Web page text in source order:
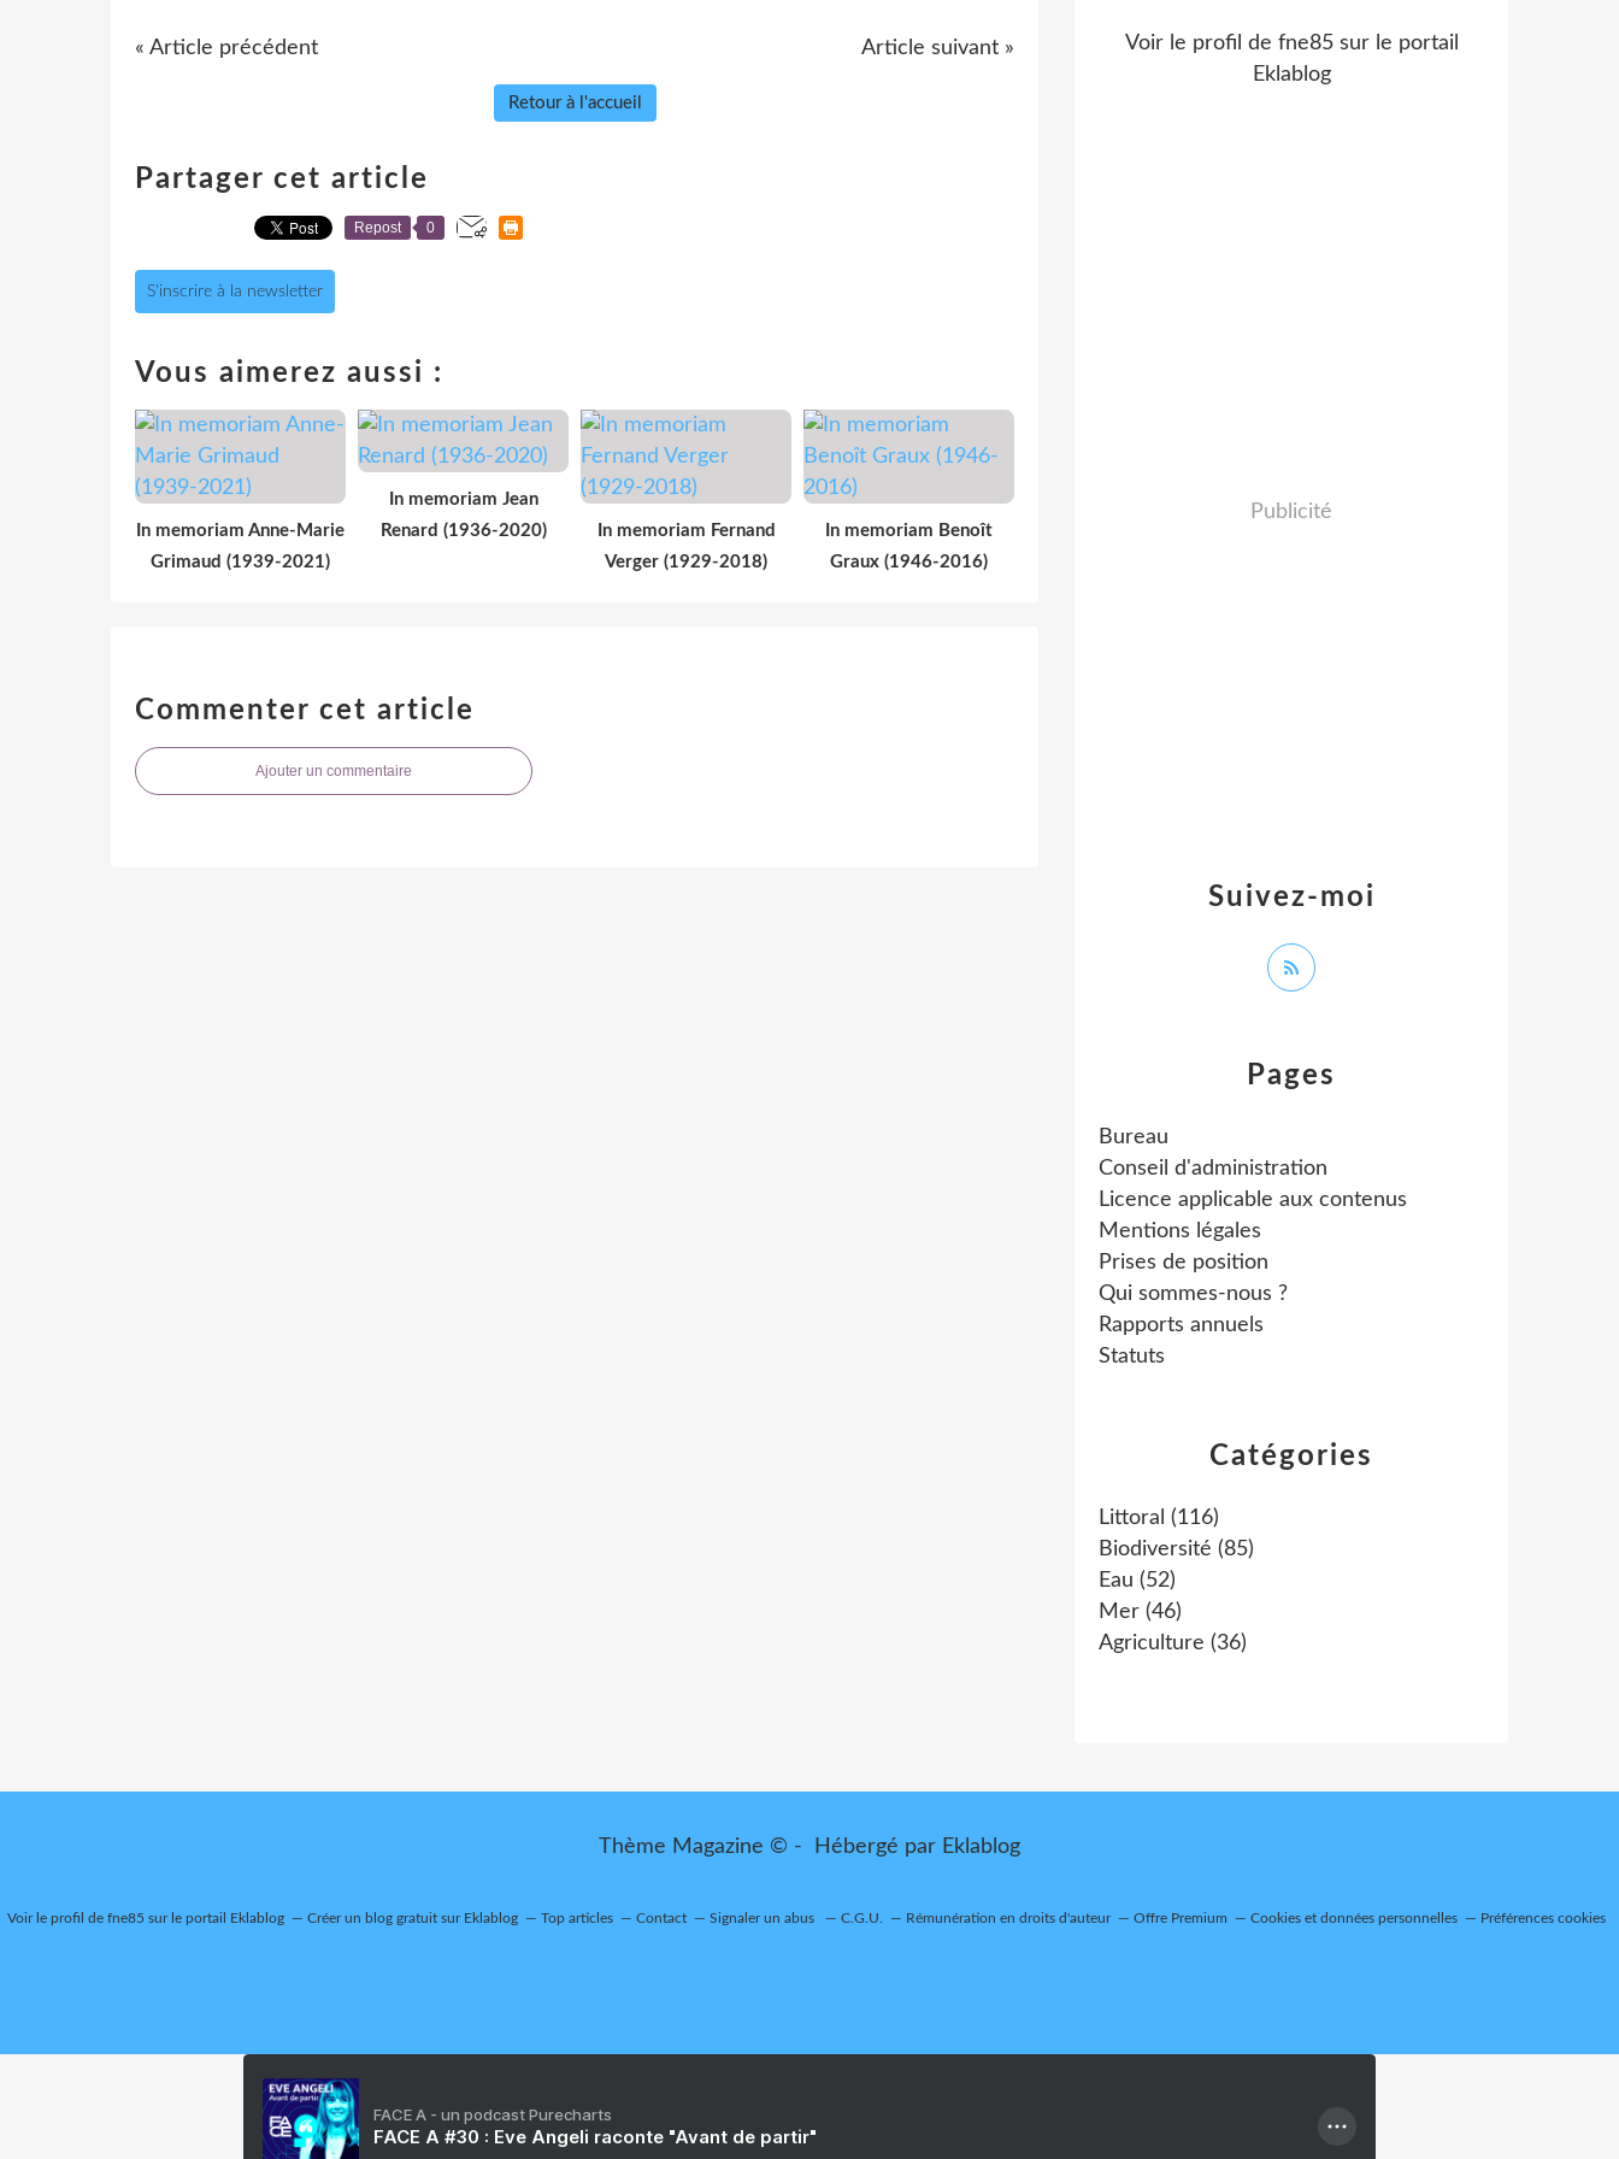
« Article précédent Article suivant »
Retour à l'accueil
Partager cet article
Repost 0
S'inscrire à la newsletter
Vous aimerez aussi :
In memoriam Anne-Marie
Grimaud (1939-2021)
In memoriam Jean
Renard (1936-2020)
In memoriam Fernand
Verger (1929-2018)
In memoriam Benoît
Graux (1946-2016)
Commenter cet article
Ajouter un commentaire
Catégories
Littoral (116)
Biodiversité (85)
Eau (52)
Mer (46)
Agriculture (36)
Pages
Bureau
Conseil d'administration
Licence applicable aux contenus
Mentions légales
Prises de position
Qui sommes-nous ?
Rapports annuels
Statuts
Suivez-moi
Voir le profil de fne85sur le portail
Eklablog
Publicité
Thème Magazine © - Hébergé par Eklablog
Voir le profil de fne85 sur le portail Eklablog Créer un blog gratuit sur Eklablog Top articles Contact Signaler un abus C.G.U. Rémunération en droits d'auteur Offre Premium Cookies et données personnelles Préférences cookies
FACE A - un podcast Purecharts
FACE A #30 : Eve Angeli raconte "Avant de partir"